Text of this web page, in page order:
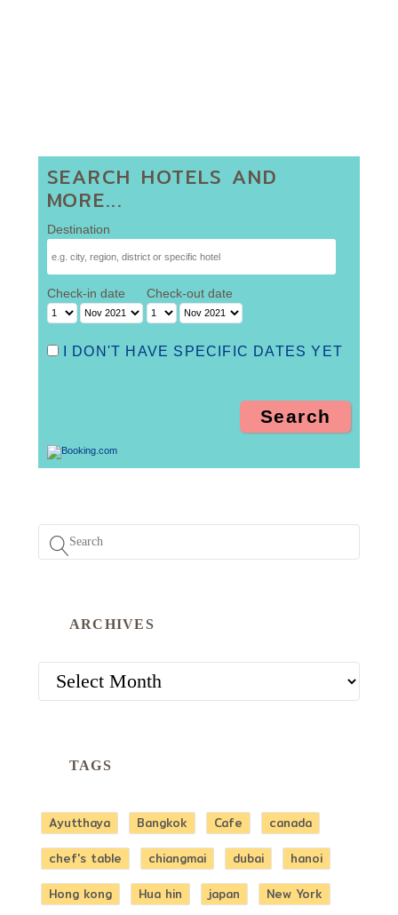
SEARCH HOTELS AND
MORE...
Destination
Check-in date Check-out date
I DON'T HAVE SPECIFIC DATES YET
ARCHIVES
TAGS
Ayutthaya Bangkok Cafe
canada
chef's table
chiangmai dubai
hanoi
Hong kong
Hua hin japan New York